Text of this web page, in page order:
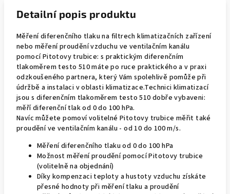
Detailní popis produktu
Měření diferenčního tlaku na filtrech klimatizačních zařízení
nebo měření proudění vzduchu ve ventilačním kanálu
pomocí Pitotovy trubice: s praktickým diferenčním
tlakoměrem testo 510 máte po ruce praktického a v praxi
odzkoušeného partnera, který Vám spolehlivě pomůže při
údržbě a instalaci v oblasti klimatizace.Technici klimatizací
jsou s diferenčním tlakoměrem testo 510 dobře vybaveni:
měří diferenční tlak od 0 do 100 hPa.
Navíc můžete pomoví volitelné Pitotovy trubice měřit také
proudění ve ventilačním kanálu - od 10 do 100 m/s.
Měření diferenčního tlaku od 0 do 100 hPa
Možnost měření proudění pomocí Pitotovy trubice
(volitelně na objednání)
Díky kompenzaci teploty a hustoty vzduchu získáte
přesné hodnoty při měření tlaku a proudění